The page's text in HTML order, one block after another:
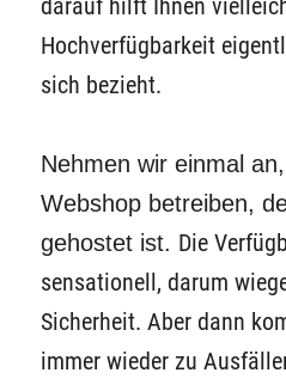
darauf hilft Ihnen
Hochverfügbarkeit
sich bezieht.
Nehmen wir einmal
Webshop betreiben,
gehostet ist. Die
sensationell, darum
Sicherheit. Aber dann
immer wieder zu